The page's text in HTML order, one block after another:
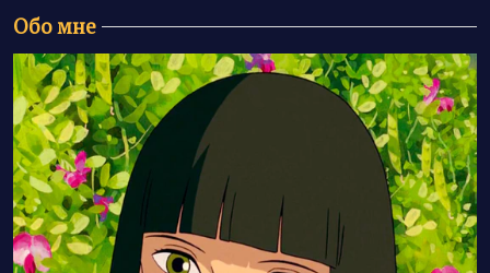
Обо мне